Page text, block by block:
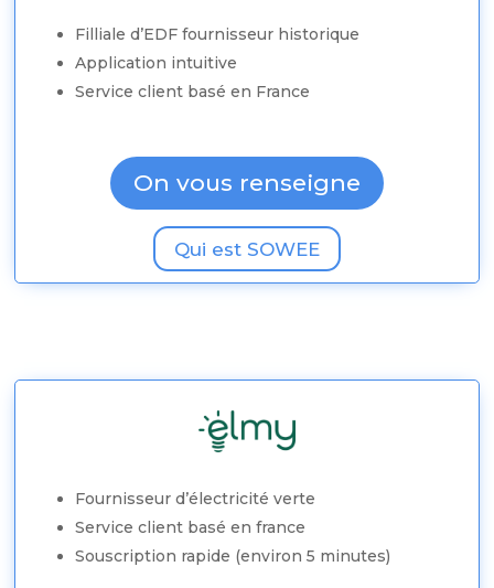
Filliale d’EDF fournisseur historique
Application intuitive
Service client basé en France
On vous renseigne
Qui est SOWEE
Fournisseur d’électricité verte
Service client basé en france
Souscription rapide (environ 5 minutes)